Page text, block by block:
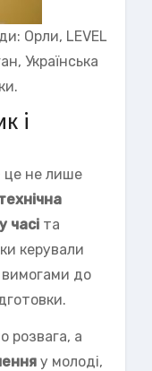
Орли, LEVEL
Українська
і
це не лише
часі та
керували
до
розвага, а
у молоді,